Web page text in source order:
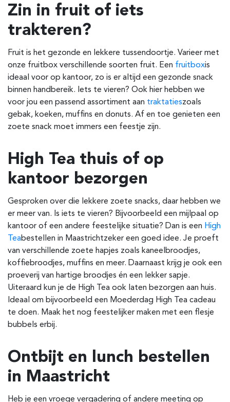
Zin in fruit of iets
trakteren?
Fruit is het gezonde en lekkere tussendoortje. Varieer met
onze fruitbox verschillende soorten fruit. Een fruitboxis
ideaal voor op kantoor, zo is er altijd een gezonde snack
binnen handbereik. Iets te vieren? Ook hier hebben we
voor jou een passend assortiment aan traktatieszoals
gebak, koeken, muffins en donuts. Af en toe genieten een
zoete snack moet immers een feestje zijn.
High Tea thuis of op
kantoor bezorgen
Gesproken over die lekkere zoete snacks, daar hebben we
er meer van. Is iets te vieren? Bijvoorbeeld een mijlpaal op
kantoor of een andere feestelijke situatie? Dan is een High
Teabestellen in Maastrichtzeker een goed idee. Je proeft
van verschillende zoete hapjes zoals kaneelbroodjes,
koffiebroodjes, muffins en meer. Daarnaast krijg je ook een
proeverij van hartige broodjes én een lekker sapje.
Uiteraard kun je de High Tea ook laten bezorgen aan huis.
Ideaal om bijvoorbeeld een Moederdag High Tea cadeau
te doen. Maak het nog feestelijker maken met een flesje
bubbels erbij.
Ontbijt en lunch bestellen
in Maastricht
Heb je een vroege vergadering of andere meeting op